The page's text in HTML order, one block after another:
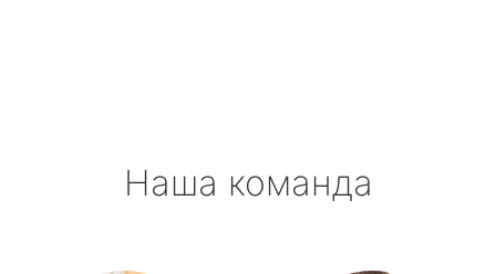
Наша команда